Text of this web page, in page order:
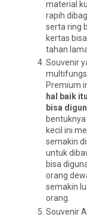
material
rapih
serta ring
kertas
tahan
Souvenir
Premium
hal baik
bisa
kecil ini
semakin
untuk
bisa
orang
semakin
orang.
Souvenir